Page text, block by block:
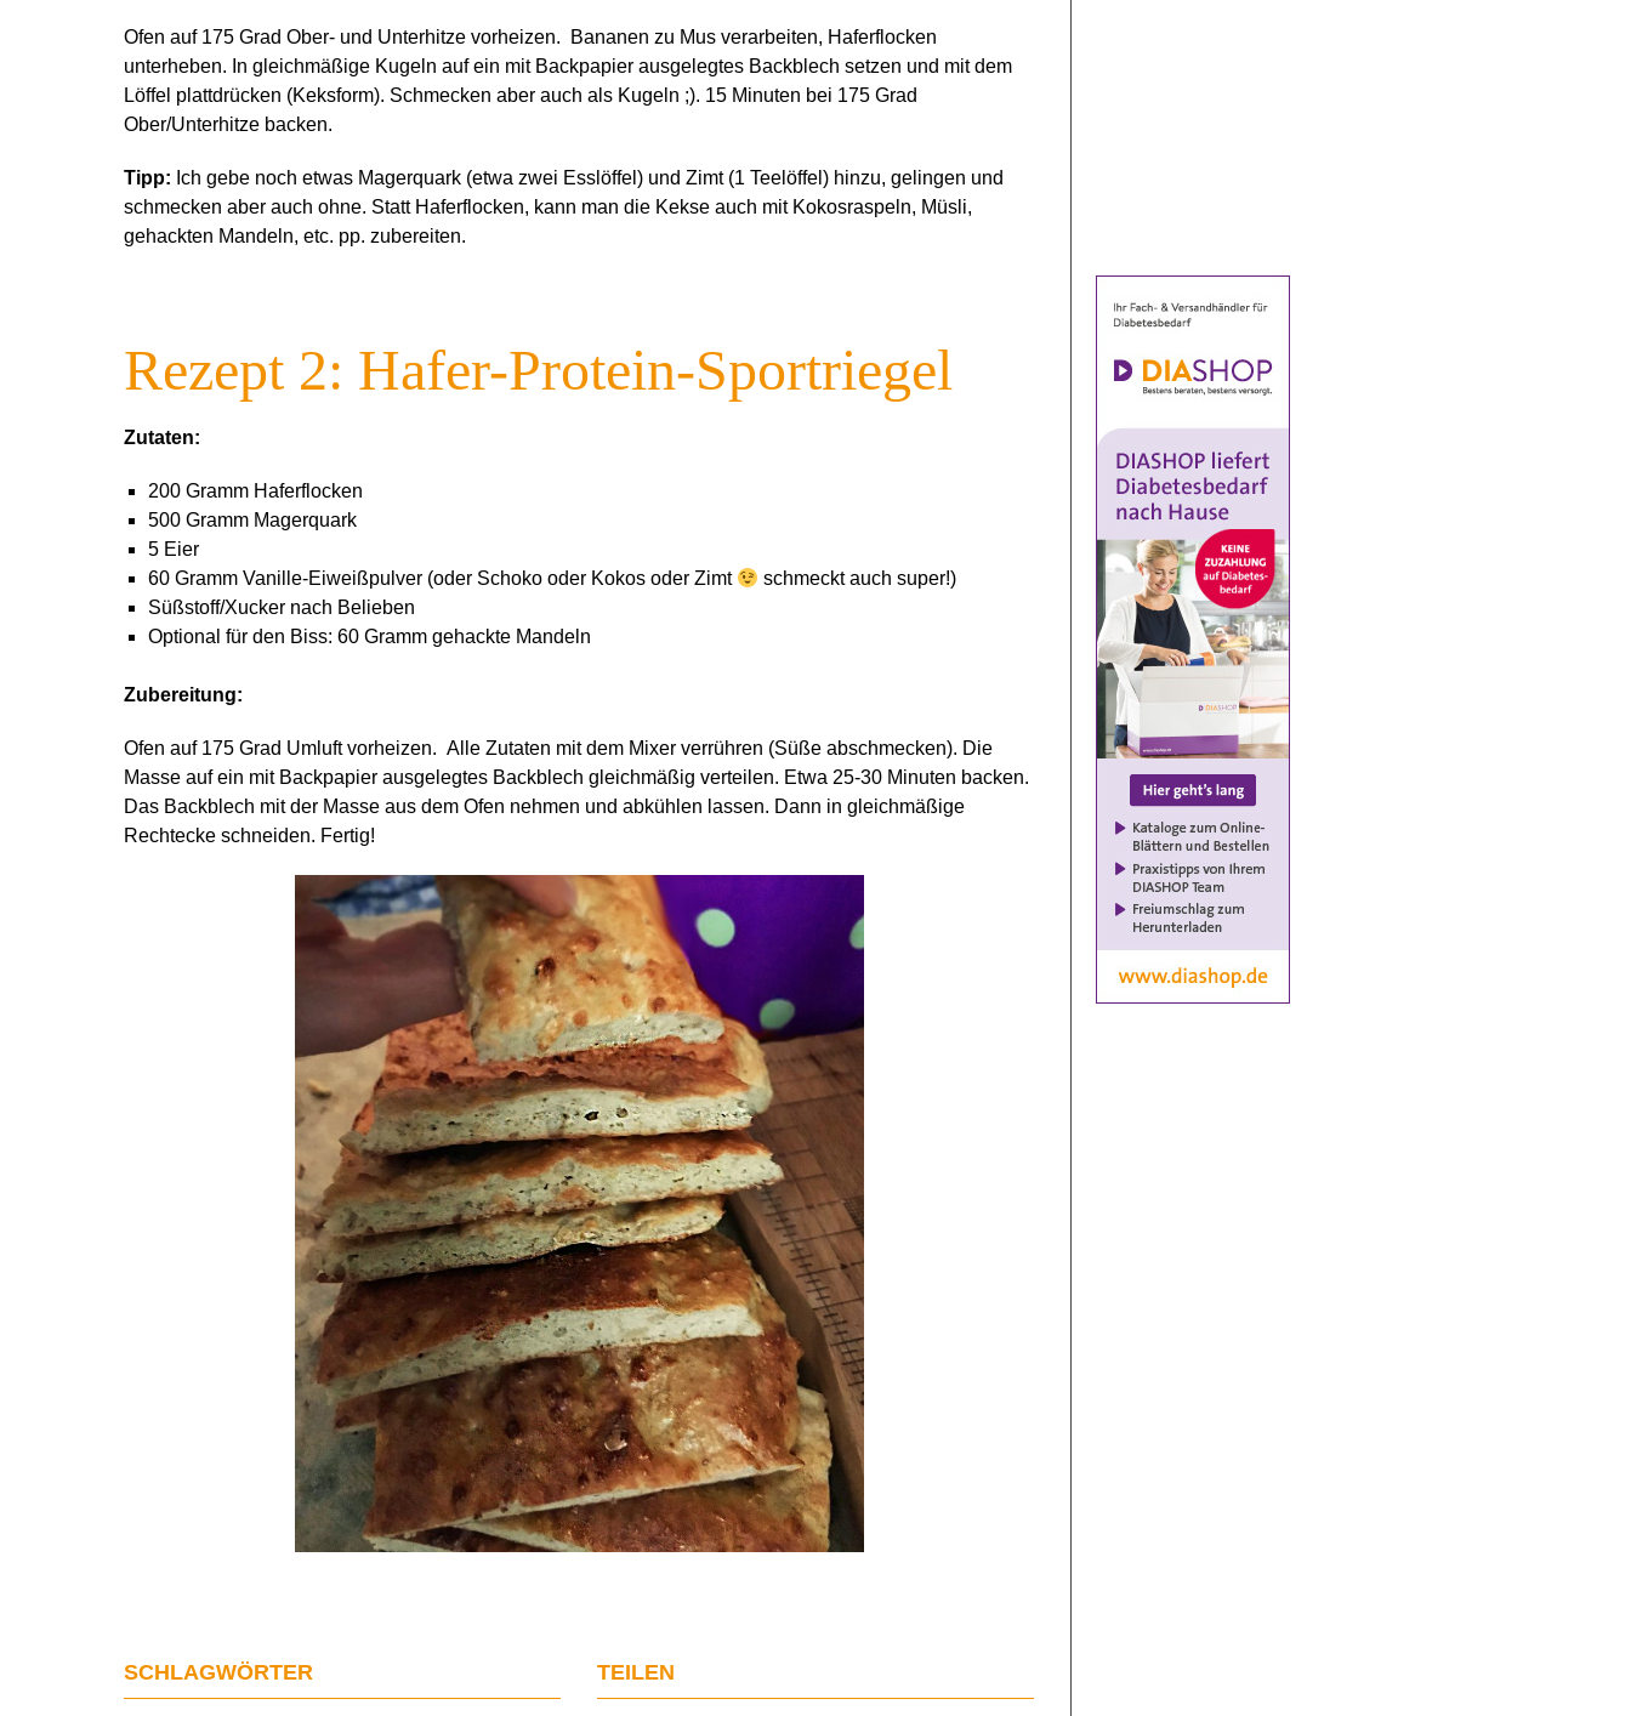
Ofen auf 175 Grad Ober- und Unterhitze vorheizen. Bananen zu Mus verarbeiten, Haferflocken
unterheben. In gleichmäßige Kugeln auf ein mit Backpapier ausgelegtes Backblech setzen und mit dem
Löffel plattdrücken (Keksform). Schmecken aber auch als Kugeln ;). 15 Minuten bei 175 Grad
Ober/Unterhitze backen.
Tipp: Ich gebe noch etwas Magerquark (etwa zwei Esslöffel) und Zimt (1 Teelöffel) hinzu, gelingen und
schmecken aber auch ohne. Statt Haferflocken, kann man die Kekse auch mit Kokosraspeln, Müsli,
gehackten Mandeln, etc. pp. zubereiten.
Rezept 2: Hafer-Protein-Sportriegel
Zutaten:
200 Gramm Haferflocken
500 Gramm Magerquark
5 Eier
60 Gramm Vanille-Eiweißpulver (oder Schoko oder Kokos oder Zimt
schmeckt auch super!)
Süßstoff/Xucker nach Belieben
Optional für den Biss: 60 Gramm gehackte Mandeln
Zubereitung:
Ofen auf 175 Grad Umluft vorheizen. Alle Zutaten mit dem Mixer verrühren (Süße abschmecken). Die
Masse auf ein mit Backpapier ausgelegtes Backblech gleichmäßig verteilen. Etwa 25-30 Minuten backen.
Das Backblech mit der Masse aus dem Ofen nehmen und abkühlen lassen. Dann in gleichmäßige
Rechtecke schneiden. Fertig!
SCHLAGWÖRTER TEILEN